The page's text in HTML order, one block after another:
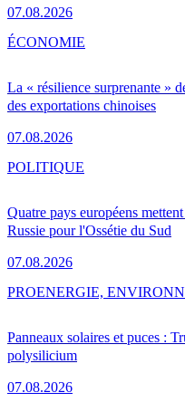
07.08.2026
La « résilience surprenante »
des exportations chinoises
07.08.2026
ÉCONOMIE
Quatre pays européens
Russie pour l'Ossétie du Sud
07.08.2026
POLITIQUE
Panneaux solaires et puces :
polysilicium
07.08.2026
PROENERGIE,